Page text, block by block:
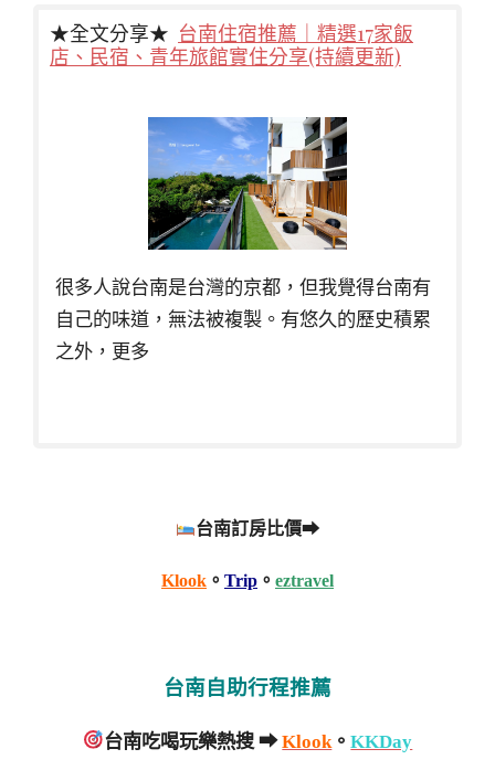
★全文分享★ 台南住宿推薦｜精選17家飯
店、民宿、青年旅館實住分享(持續更新)
很多人說台南是台灣的京都，但我覺得台南有
自己的味道，無法被複製。有悠久的歷史積累
之外，更多
台南訂房比價➡
Klook 。 Trip 。 eztravel
台南自助行程推薦
台南吃喝玩樂熱搜 ➡Klook 。KKDay